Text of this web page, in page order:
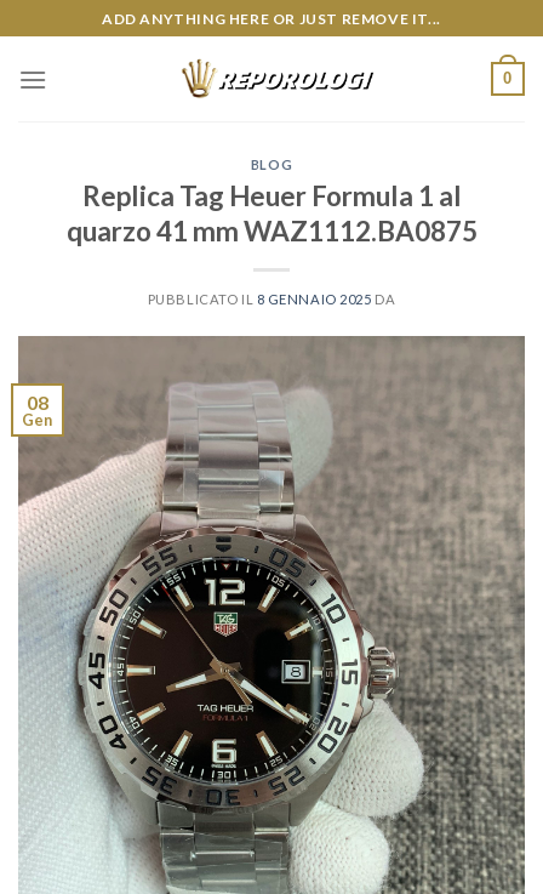
to
content
ADD ANYTHING HERE OR JUST REMOVE IT...
0
BLOG
Replica Tag Heuer Formula 1 al
quarzo 41 mm WAZ1112.BA0875
PUBBLICATO IL 8 GENNAIO 2025 DA
08
Gen